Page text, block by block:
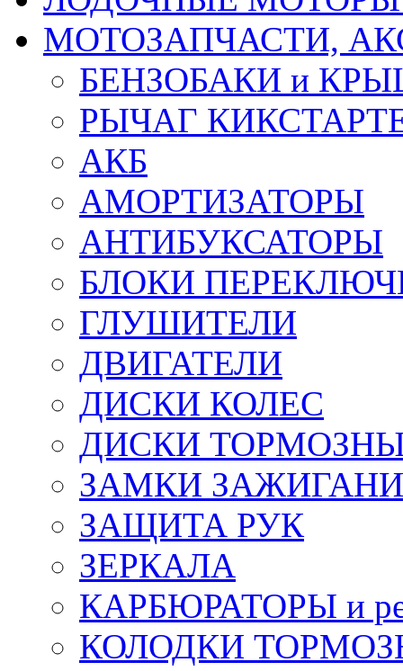
МОТОЗАПЧАСТИ,
БЕНЗОБАКИ и
РЫЧАГ
АКБ
АМОРТИЗАТОРЫ
АНТИБУКСАТОРЫ
БЛОКИ
ГЛУШИТЕЛИ
ДВИГАТЕЛИ
ДИСКИ КОЛЕС
ДИСКИ
ЗАМКИ
ЗАЩИТА РУК
ЗЕРКАЛА
КАРБЮРАТОРЫ и
КОЛОДКИ